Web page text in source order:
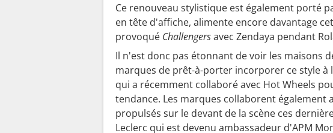
Ce renouveau stylistique est également porté
en tête d'affiche, alimente encore davantage
provoqué Challengersavec Zendaya pendant
Il n'est donc pas étonnant de voir les maisons
marques de prêt-à-porter incorporer ce style à
qui a récemment collaboré avec Hot Wheels
tendance. Les marques collaborent également
propulsés sur le devant de la scène ces
Leclerc qui est devenu ambassadeur d'APM